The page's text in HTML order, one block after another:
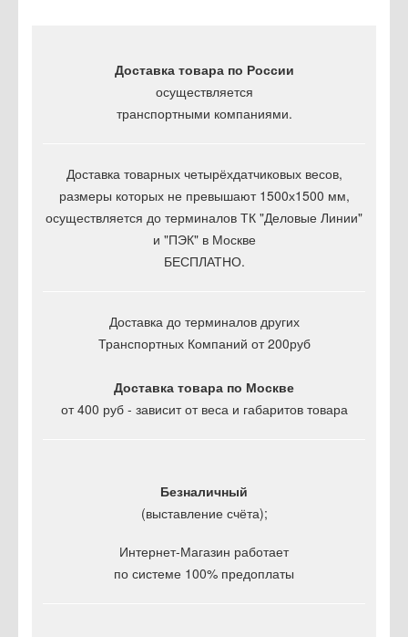
Доставка товара по России
осуществляется
транспортными компаниями.
Доставка товарных четырёхдатчиковых весов,
размеры которых не превышают 1500х1500 мм,
осуществляется до терминалов ТК "Деловые Линии"
и "ПЭК" в Москве
БЕСПЛАТНО.
Доставка до терминалов других
Транспортных Компаний от 200руб
Доставка товара по Москве
от 400 руб - зависит от веса и габаритов товара
Безналичный
(выставление счёта);
Интернет-Магазин работает
по системе 100% предоплаты